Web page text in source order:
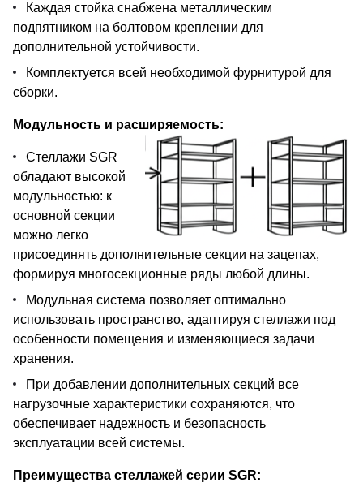
Каждая стойка снабжена металлическим
подпятником на болтовом креплении для
дополнительной устойчивости.
Комплектуется всей необходимой фурнитурой для
сборки.
Модульность и расширяемость:
Стеллажи SGR
обладают высокой
модульностью: к
основной секции
можно легко
присоединять дополнительные секции на зацепах,
формируя многосекционные ряды любой длины.
Модульная система позволяет оптимально
использовать пространство, адаптируя стеллажи под
особенности помещения и изменяющиеся задачи
хранения.
При добавлении дополнительных секций все
нагрузочные характеристики сохраняются, что
обеспечивает надежность и безопасность
эксплуатации всей системы.
Преимущества стеллажей серии SGR: